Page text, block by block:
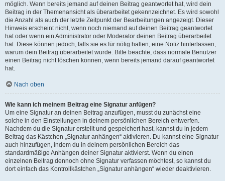
möglich. Wenn bereits jemand auf deinen Beitrag geantwortet hat, wird dein
Beitrag in der Themenansicht als überarbeitet gekennzeichnet. Es wird sowohl
die Anzahl als auch der letzte Zeitpunkt der Bearbeitungen angezeigt. Dieser
Hinweis erscheint nicht, wenn noch niemand auf deinen Beitrag geantwortet
hat oder wenn ein Administrator oder Moderator deinen Beitrag überarbeitet
hat. Diese können jedoch, falls sie es für nötig halten, eine Notiz hinterlassen,
warum dein Beitrag überarbeitet wurde. Bitte beachte, dass normale Benutzer
einen Beitrag nicht löschen können, wenn bereits jemand darauf geantwortet
hat.
Nach oben
Wie kann ich meinem Beitrag eine Signatur anfügen?
Um eine Signatur an deinen Beitrag anzufügen, musst du zunächst eine
solche in den Einstellungen in deinem persönlichen Bereich entwerfen.
Nachdem du die Signatur erstellt und gespeichert hast, kannst du in jedem
Beitrag das Kästchen „Signatur anhängen“ aktivieren. Du kannst eine Signatur
auch hinzufügen, indem du in deinem persönlichen Bereich das
standardmäßige Anhängen deiner Signatur aktivierst. Wenn du einen
einzelnen Beitrag dennoch ohne Signatur verfassen möchtest, so kannst du
dort einfach das Kontrollkästchen „Signatur anhängen“ wieder deaktivieren.